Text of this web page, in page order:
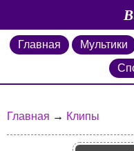
Главная Мультики
Главная → Клипы